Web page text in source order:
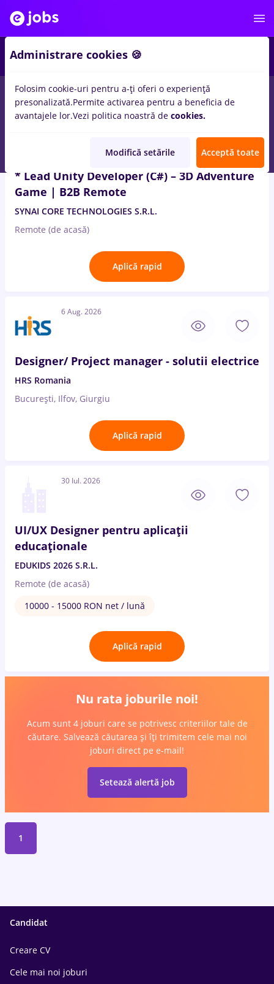
locuri de muncadesigner 3dinIT / Telecom
* Lead Unity Developer (C#) – 3D Adventure
Game | B2B Remote
SYNAI CORE TECHNOLOGIES S.R.L.
Remote (de acasă)
Aplică rapid
6 Aug. 2026
Designer/ Project manager - solutii electrice
HRS Romania
București, Ilfov, Giurgiu
Aplică rapid
30 Iul. 2026
UI/UX Designer pentru aplicații
educaționale
EDUKIDS 2026 S.R.L.
Remote (de acasă)
10000 - 15000 RON net / lună
Aplică rapid
Nu rata joburile noi!
Acum sunt 4 joburi care se potrivesc criteriilor tale de
căutare. Salvează căutarea și îți trimitem cele mai noi
joburi direct pe e-mail!
Setează alertă job
1
Candidat
Creare CV
Cele mai noi joburi
Administrare cookies 🍪
Folosim cookie-uri pentru a-ți oferi o experiență
presonalizată.Permite activarea pentru a beneficia de
avantajele lor.Vezi politica noastră de cookies.
Modifică setările Acceptă toate